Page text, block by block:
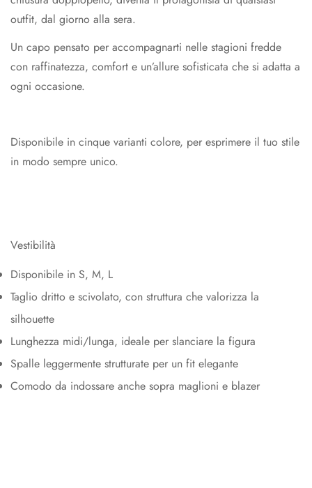
outfit, dal giorno alla sera.
Un capo pensato per accompagnarti nelle stagioni fredde
con raffinatezza, comfort e un’allure sofisticata che si adatta a
ogni occasione.
Disponibile in cinque varianti colore, per esprimere il tuo stile
in modo sempre unico.
Vestibilità
Disponibile in S, M, L
Taglio dritto e scivolato, con struttura che valorizza la
silhouette
Lunghezza midi/lunga, ideale per slanciare la figura
Spalle leggermente strutturate per un fit elegante
Comodo da indossare anche sopra maglioni e blazer
Are you 18 years old or older?